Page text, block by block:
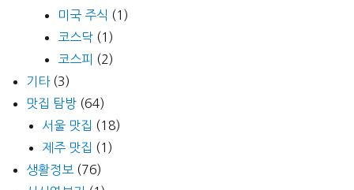
미국 주식 (1)
코스닥 (1)
코스피 (2)
기타(3)
맛집 탐방 (64)
서울 맛집 (18)
제주 맛집 (1)
생활정보 (76)